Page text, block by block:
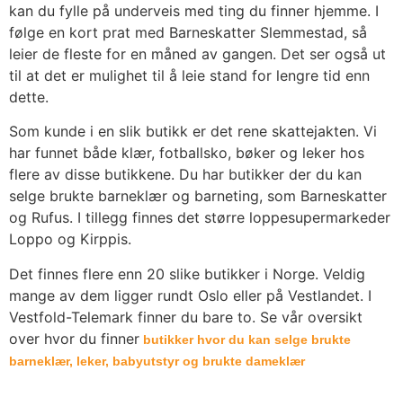
kan du fylle på underveis med ting du finner hjemme. I
følge en kort prat med Barneskatter Slemmestad, så
leier de fleste for en måned av gangen. Det ser også ut
til at det er mulighet til å leie stand for lengre tid enn
dette.
Som kunde i en slik butikk er det rene skattejakten. Vi
har funnet både klær, fotballsko, bøker og leker hos
flere av disse butikkene. Du har butikker der du kan
selge brukte barneklær og barneting, som Barneskatter
og Rufus. I tillegg finnes det større loppesupermarkeder
Loppo og Kirppis.
Det finnes flere enn 20 slike butikker i Norge. Veldig
mange av dem ligger rundt Oslo eller på Vestlandet. I
Vestfold-Telemark finner du bare to. Se vår oversikt
over hvor du finner butikker hvor du kan selge brukte
barneklær, leker, babyutstyr og brukte dameklær